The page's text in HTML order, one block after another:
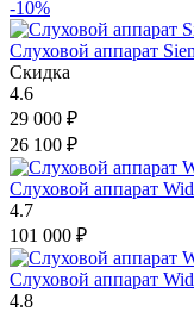
-10%
Слуховой аппарат
Скидка
4.6
29 000 ₽
26 100 ₽
Слуховой аппарат
4.7
101 000 ₽
Слуховой аппарат
4.8